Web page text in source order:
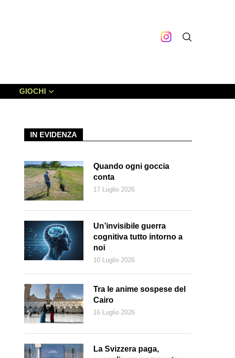
GIOCHI
IN EVIDENZA
Quando ogni goccia
conta
17 Luglio 2026
Un’invisibile guerra
cognitiva tutto intorno a
noi
10 Luglio 2026
Tra le anime sospese del
Cairo
16 Luglio 2026
La Svizzera paga,